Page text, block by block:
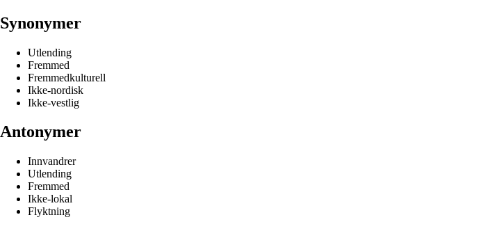
Synonymer
Utlending
Fremmed
Fremmedkulturell
Ikke-nordisk
Ikke-vestlig
Antonymer
Innvandrer
Utlending
Fremmed
Ikke-lokal
Flyktning